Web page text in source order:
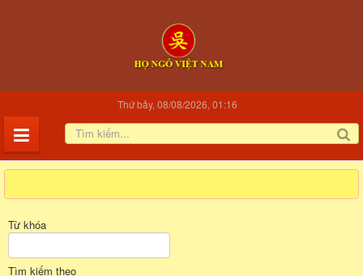
Thứ bảy, 08/08/2026, 01:16
Từ khóa
Tìm kiếm theo